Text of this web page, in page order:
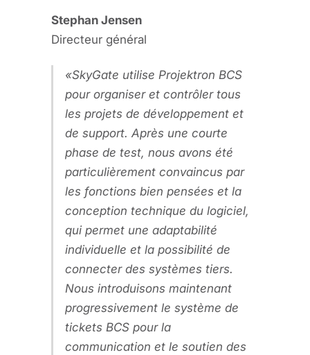
Stephan Jensen
Directeur général
SkyGate utilise Projektron BCS
pour organiser et contrôler tous
les projets de développement et
de support. Après une courte
phase de test, nous avons été
particulièrement convaincus par
les fonctions bien pensées et la
conception technique du logiciel,
qui permet une adaptabilité
individuelle et la possibilité de
connecter des systèmes tiers.
Nous introduisons maintenant
progressivement le système de
tickets BCS pour la
communication et le soutien des